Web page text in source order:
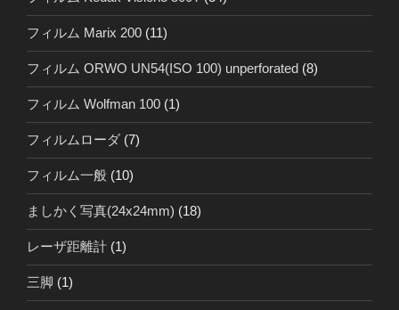
フィルム Marix 200 (11)
フィルム ORWO UN54(ISO 100) unperforated (8)
フィルム Wolfman 100 (1)
フィルムローダ (7)
フィルム一般 (10)
ましかく写真(24x24mm) (18)
レーザ距離計 (1)
三脚 (1)